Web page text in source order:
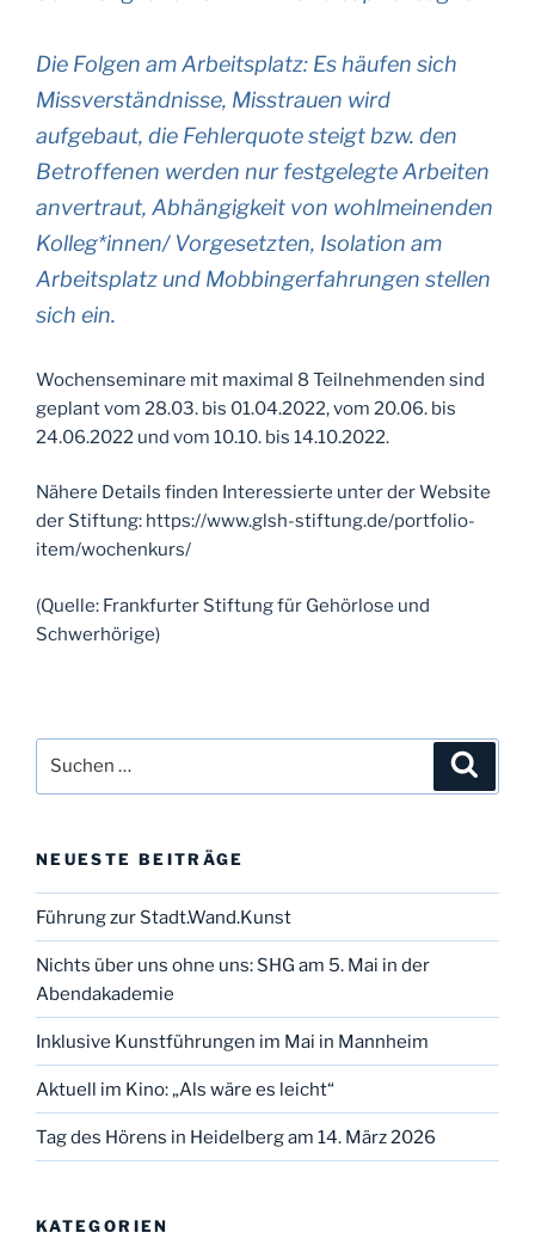
Die Folgen am Arbeitsplatz: Es häufen sich
Missverständnisse, Misstrauen wird
aufgebaut, die Fehlerquote steigt bzw. den
Betroffenen werden nur festgelegte Arbeiten
anvertraut, Abhängigkeit von wohlmeinenden
Kolleg*innen/ Vorgesetzten, Isolation am
Arbeitsplatz und Mobbingerfahrungen stellen
sich ein.
Wochenseminare mit maximal 8 Teilnehmenden sind
geplant vom 28.03. bis 01.04.2022, vom 20.06. bis
24.06.2022 und vom 10.10. bis 14.10.2022.
Nähere Details finden Interessierte unter der Website
der Stiftung: https://www.glsh-stiftung.de/portfolio-
item/wochenkurs/
(Quelle: Frankfurter Stiftung für Gehörlose und
Schwerhörige)
nach:
NEUESTE BEITRÄGE
Führung zur Stadt.Wand.Kunst
Nichts über uns ohne uns: SHG am 5. Mai in der
Abendakademie
Inklusive Kunstführungen im Mai in Mannheim
Aktuell im Kino: „Als wäre es leicht“
Tag des Hörens in Heidelberg am 14. März 2026
KATEGORIEN